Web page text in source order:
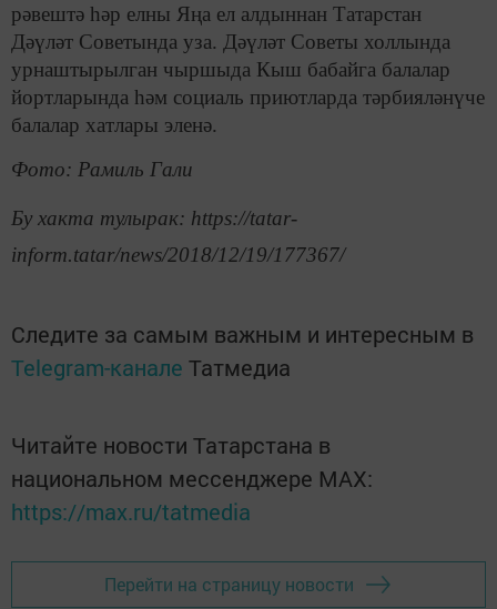
рәвештә һәр елны Яңа ел алдыннан Татарстан
Дәүләт Советында уза. Дәүләт Советы холлында
урнаштырылган чыршыда Кыш бабайга балалар
йортларында һәм социаль приютларда тәрбияләнүче
балалар хатлары эленә.
Фото: Рамиль Гали
Бу хакта тулырак: https://tatar-
inform.tatar/news/2018/12/19/177367/
Следите за самым важным и интересным в
Telegram-канале Татмедиа
Читайте новости Татарстана в
национальном мессенджере MАХ:
https://max.ru/tatmedia
Перейти на страницу новости